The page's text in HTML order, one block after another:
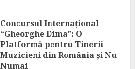
Concursul Internațional
“Gheorghe Dima”: O
Platformă pentru Tinerii
Muzicieni din România și Nu
Numai